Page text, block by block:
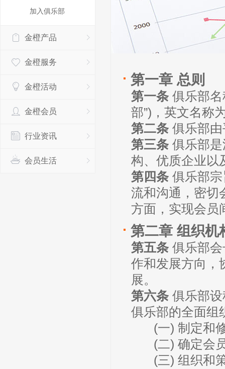
加入俱乐部
金橙产品
金橙服务
金橙活动
金橙会员
行业资讯
会员生活
第一章 总则
第一条 俱乐部
部”)，英文名称
第二条 俱乐部
第三条 俱乐部
构、优质企业以
第四条 俱乐部宗
流和沟通，密切
方面，实现会员
第二章 组织机
第五条 俱乐部
作和发展方向，
展。
第六条 俱乐部
俱乐部的全面组
(一) 制定和
(二) 确定会
(三) 组织和